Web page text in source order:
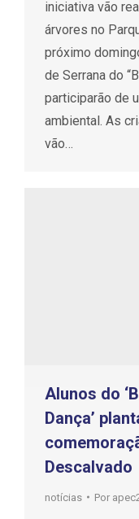
iniciativa vão
árvores no
próximo
de Serrana do
participarão de
ambiental. As
vão…
Alunos do
Dança’
Descalvado
notícias Por